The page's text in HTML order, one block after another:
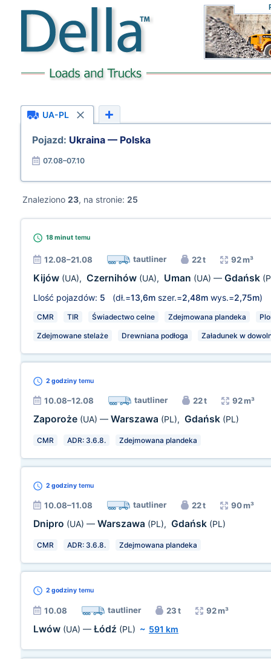
UA-PL
Pojazd: Ukraina — Polska
07.08–07.10
Znaleziono 23, na stronie: 25
18 minut temu
12.08–21.08 tautliner 22 t 92 m³
Kijów (UA), Czernihów (UA), Uman (UA) — Gdańsk
Llość pojazdów: 5 (dł.=13,6m szer.=2,48m wys.=2,75m)
CMR TIR Świadectwo celne Zdejmowana plandeka
Zdejmowane stelaże Drewniana podłoga Załadunek w
2 godziny temu
10.08–12.08 tautliner 22 t 92 m³
Zaporoże (UA) — Warszawa (PL), Gdańsk (PL)
CMR ADR: 3.6.8. Zdejmowana plandeka
2 godziny temu
10.08–11.08 tautliner 22 t 90 m³
Dnipro (UA) — Warszawa (PL), Gdańsk (PL)
CMR ADR: 3.6.8. Zdejmowana plandeka
2 godziny temu
10.08 tautliner 23 t 92 m³
Lwów (UA) — Łódź (PL) ~ 591 km